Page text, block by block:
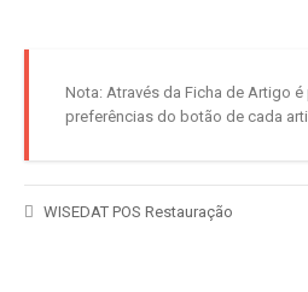
Nota: Através da Ficha de Artigo
preferências do botão de cada
WISEDAT POS Restauração